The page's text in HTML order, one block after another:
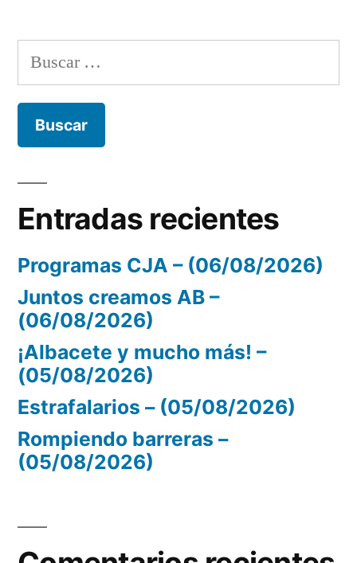
Buscar:
Entradas recientes
Programas CJA – (06/08/2026)
Juntos creamos AB –
(06/08/2026)
¡Albacete y mucho más! –
(05/08/2026)
Estrafalarios – (05/08/2026)
Rompiendo barreras –
(05/08/2026)